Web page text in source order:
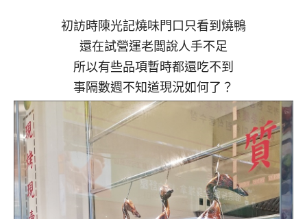
初訪時陳光記燒味門口只看到燒鴨
還在試營運老闆說人手不足
所以有些品項暫時都還吃不到
事隔數週不知道現況如何了？